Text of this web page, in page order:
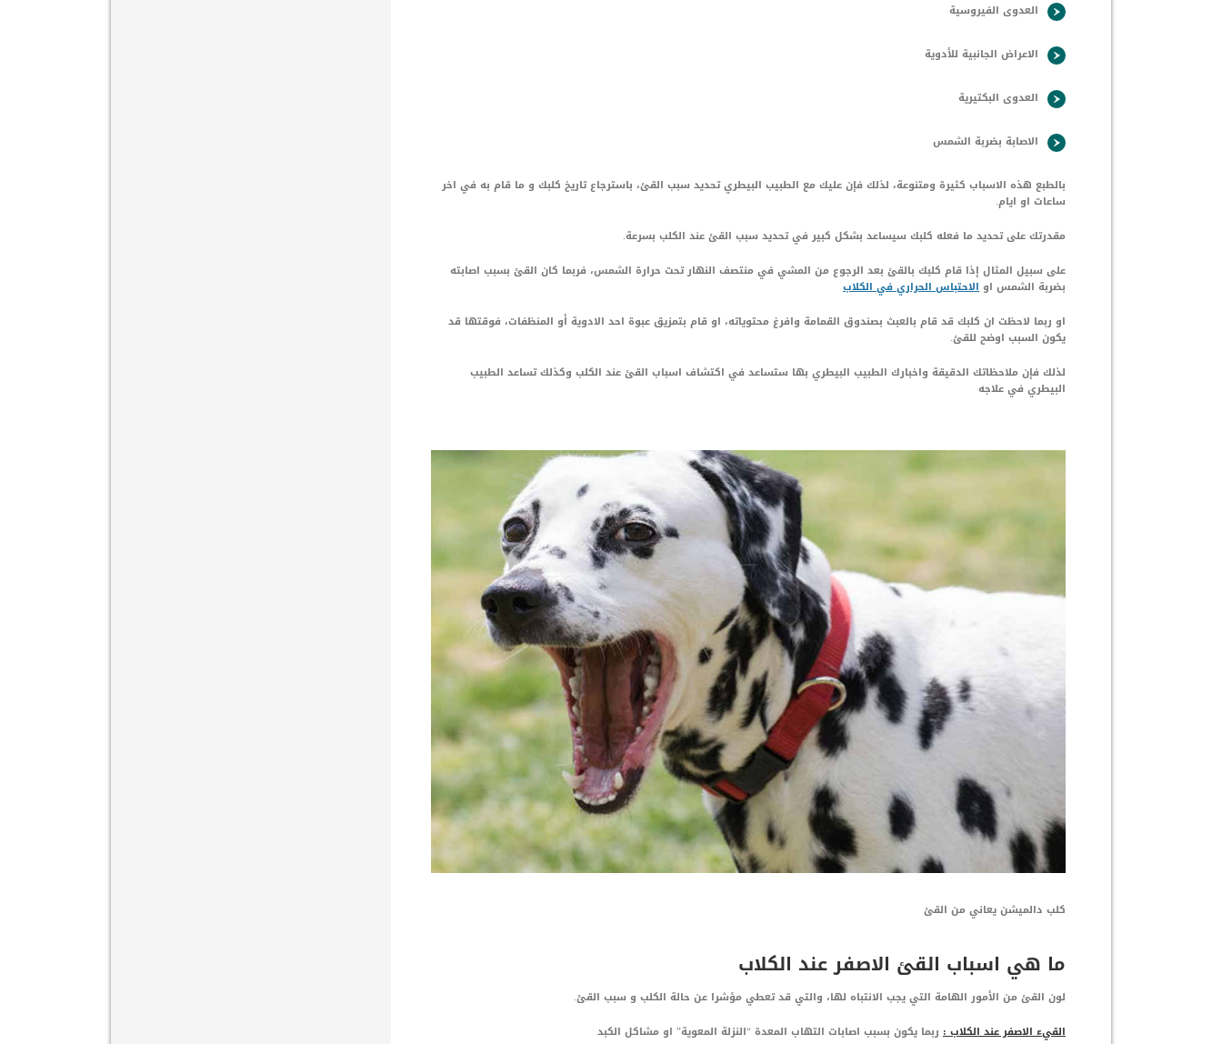
العدوى الفيروسية
الاعراض الجانبية للأدوية
العدوى البكتيرية
الاصابة بضربة الشمس
بالطبع هذه الاسباب كثيرة ومتنوعة، لذلك فإن عليك مع الطبيب البيطري تحديد سبب القئ، باسترجاع تاريخ كلبك و ما قام به في اخر
ساعات او ايام.
مقدرتك على تحديد ما فعله كلبك سيساعد بشكل كبير في تحديد سبب القئ عند الكلب بسرعة.
على سبيل المثال إذا قام كلبك بالقئ بعد الرجوع من المشي في منتصف النهار تحت حرارة الشمس، فربما كان القئ بسبب اصابته
بضربة الشمس او الاحتباس الحراري في الكلاب
او ربما لاحظت ان كلبك قد قام بالعبث بصندوق القمامة وافرغ محتوياته، او قام بتمزيق عبوة احد الادوية أو المنظفات، فوقتها قد
يكون السبب اوضح للقئ.
لذلك فإن ملاحظاتك الدقيقة واخبارك الطبيب البيطري بها ستساعد في اكتشاف اسباب القئ عند الكلب وكذلك تساعد الطبيب
البيطري في علاجه
كلب دالميشن يعاني من القئ
ما هي اسباب القئ الاصفر عند الكلاب
لون القئ من الأمور الهامة التي يجب الانتباه لها، والتي قد تعطي مؤشرا عن حالة الكلب و سبب القئ.
القيء الاصفر عند الكلاب : ربما يكون بسبب اصابات التهاب المعدة “النزلة المعوية” او مشاكل الكبد